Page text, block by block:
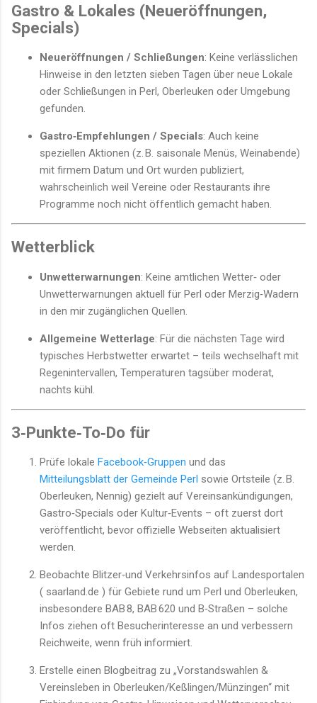
Gastro & Lokales (Neueröffnungen,
Specials)
Neueröffnungen / Schließungen: Keine verlässlichen
Hinweise in den letzten sieben Tagen über neue Lokale
oder Schließungen in Perl, Oberleuken oder Umgebung
gefunden.
Gastro‑Empfehlungen / Specials: Auch keine
speziellen Aktionen (z. B. saisonale Menüs, Weinabende)
mit firmem Datum und Ort wurden publiziert,
wahrscheinlich weil Vereine oder Restaurants ihre
Programme noch nicht öffentlich gemacht haben.
Wetterblick
Unwetterwarnungen: Keine amtlichen Wetter‑ oder
Unwetterwarnungen aktuell für Perl oder Merzig‑Wadern
in den mir zugänglichen Quellen.
Allgemeine Wetterlage: Für die nächsten Tage wird
typisches Herbstwetter erwartet – teils wechselhaft mit
Regenintervallen, Temperaturen tagsüber moderat,
nachts kühl.
3‑Punkte‑To‑Do für
Prüfe lokale Facebook‑Gruppen und das
Mitteilungsblatt der Gemeinde Perl sowie Ortsteile (z. B.
Oberleuken, Nennig) gezielt auf Vereinsankündigungen,
Gastro‑Specials oder Kultur‑Events – oft zuerst dort
veröffentlicht, bevor offizielle Webseiten aktualisiert
werden.
Beobachte Blitzer‑und Verkehrsinfos auf Landesportalen
( saarland.de ) für Gebiete rund um Perl und Oberleuken,
insbesondere BAB 8, BAB 620 und B‑Straßen – solche
Infos ziehen oft Besucherinteresse an und verbessern
Reichweite, wenn früh informiert.
Erstelle einen Blogbeitrag zu „Vorstandswahlen &
Vereinsleben in Oberleuken/Keßlingen/Münzingen“ mit